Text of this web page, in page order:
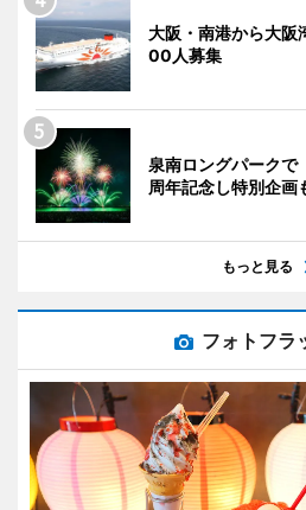
大阪・南港から大
00人募集
泉南ロングパーク
周年記念し特別企画
もっと見る
フォトフラ